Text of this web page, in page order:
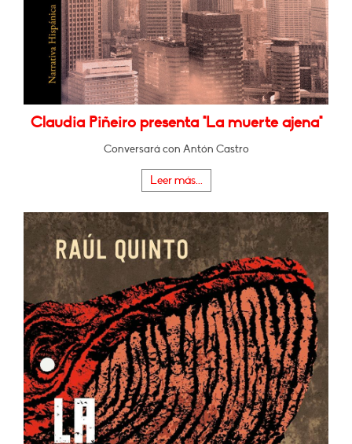
Claudia Piñeiro presenta "La muerte ajena"
Conversará con Antón Castro
Leer más...